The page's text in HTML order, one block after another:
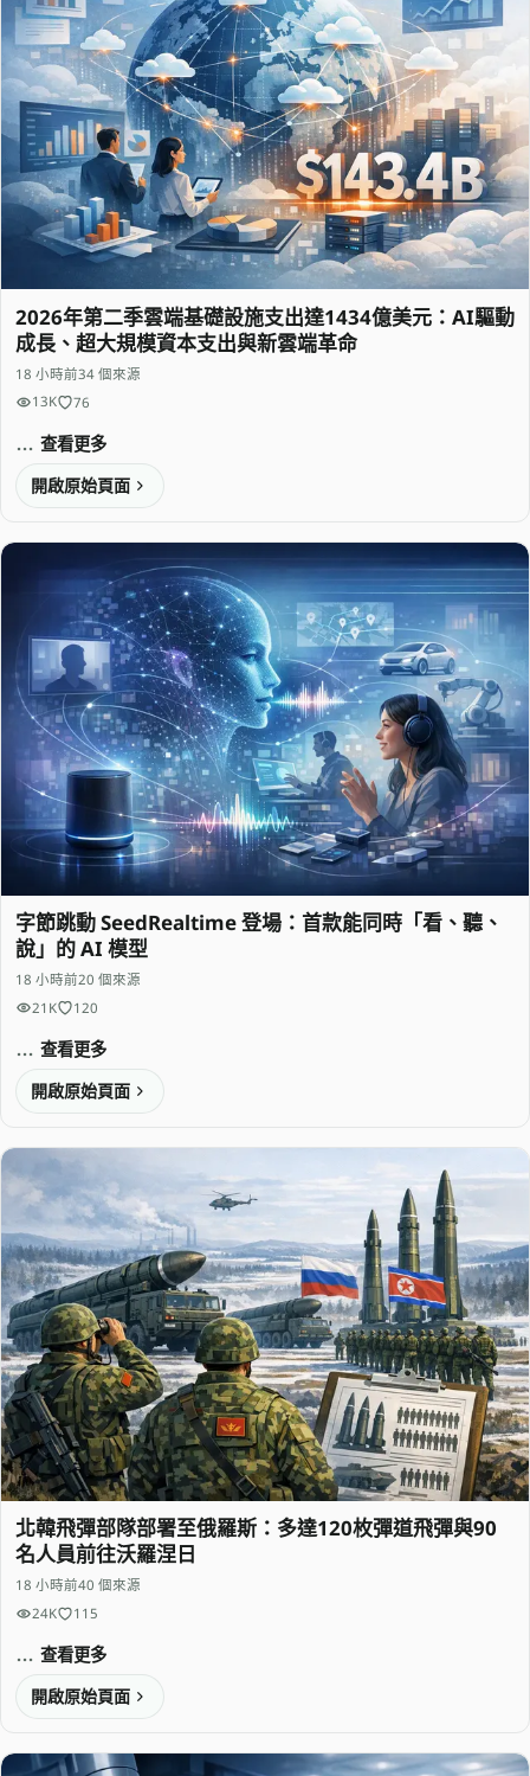
2026年第二季雲端基礎設施支出達1434億美元：AI驅動
成長、超大規模資本支出與新雲端革命
18 小時前34 個來源
13K
76
查看更多
開啟原始頁面
字節跳動 SeedRealtime 登場：首款能同時「看、聽、
說」的 AI 模型
18 小時前20 個來源
21K
120
查看更多
開啟原始頁面
北韓飛彈部隊部署至俄羅斯：多達120枚彈道飛彈與90
名人員前往沃羅涅日
18 小時前40 個來源
24K
115
查看更多
開啟原始頁面